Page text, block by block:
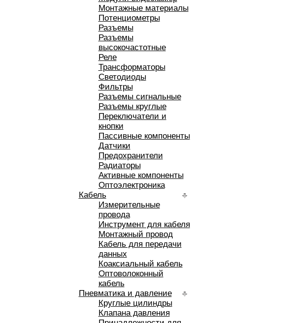
Монтажные материалы
Потенциометры
Разъемы
Разъемы
высокочастотные
Реле
Трансформаторы
Светодиоды
Фильтры
Разъемы сигнальные
Разъемы круглые
Переключатели и
кнопки
Пассивные компоненты
Датчики
Предохранители
Радиаторы
Активные компоненты
Оптоэлектроника
Кабель
Измерительные
провода
Инструмент для кабеля
Монтажный провод
Кабель для передачи
данных
Коаксиальный кабель
Оптоволоконный
кабель
Пневматика и давление
Круглые цилиндры
Клапана давления